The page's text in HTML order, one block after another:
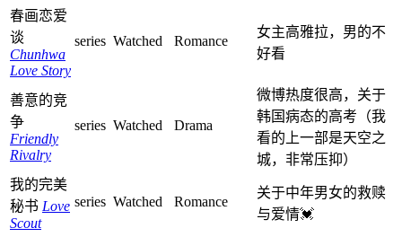
春画恋爱
谈
Chunhwa
Love Story
series Watched Romance
女主高雅拉，男的不
好看
善意的竞
争
Friendly
Rivalry
series Watched Drama
微博热度很高，关于
韩国病态的高考（我
看的上一部是天空之
城，非常压抑）
我的完美
秘书 Love
Scout
series Watched Romance
关于中年男女的救赎
与爱情💓